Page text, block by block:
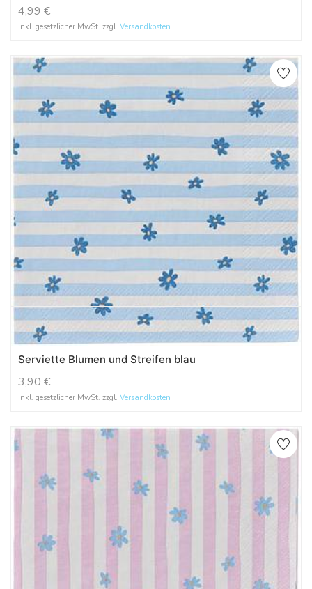
4,99 €
Inkl. gesetzlicher MwSt. zzgl. Versandkosten
Serviette Blumen und Streifen blau
3,90 €
Inkl. gesetzlicher MwSt. zzgl. Versandkosten